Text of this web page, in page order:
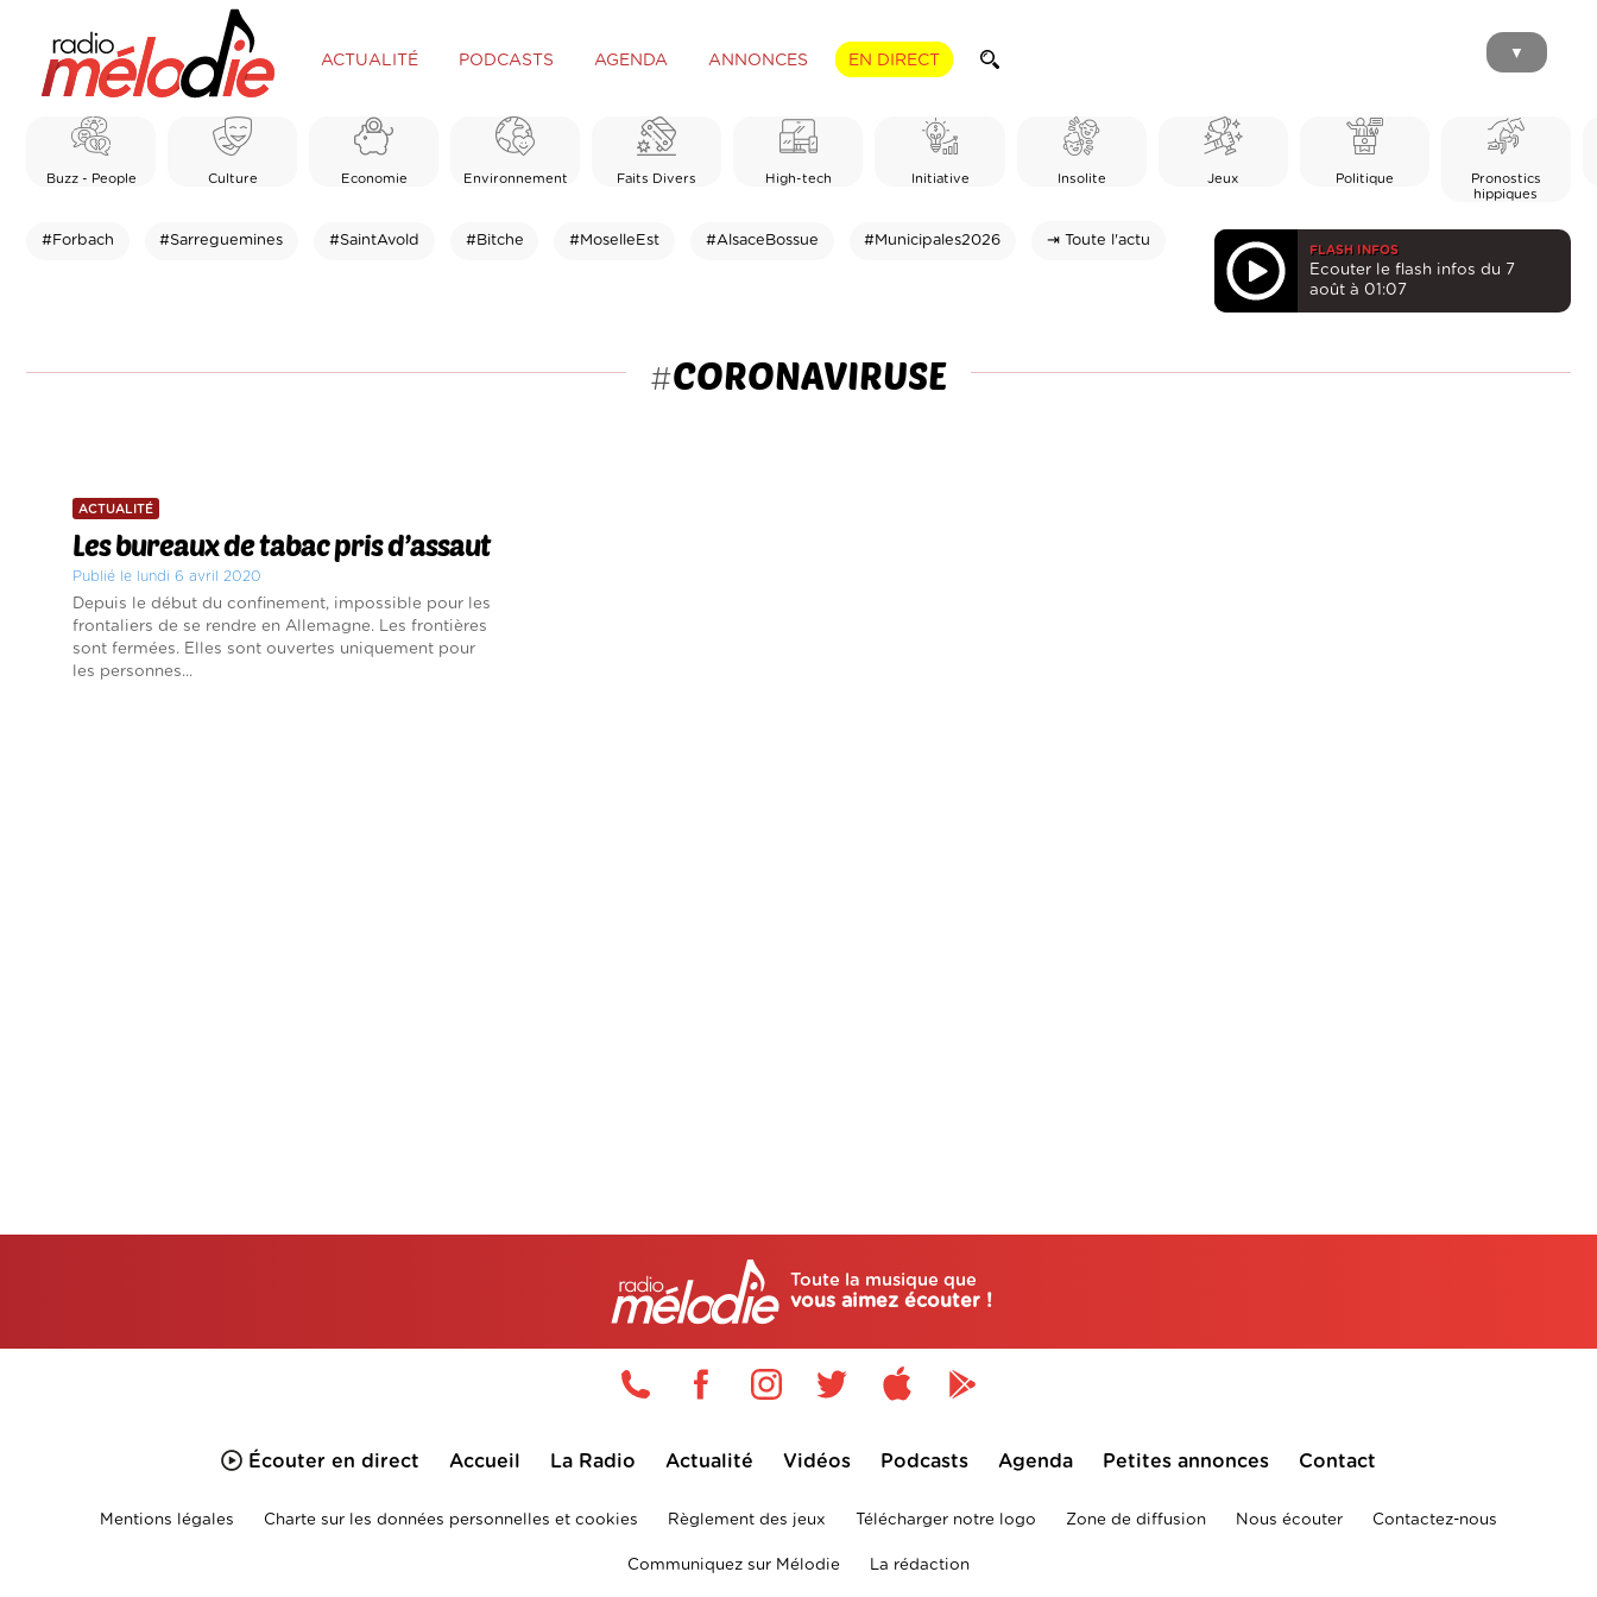
ACTUALITÉ PODCASTS AGENDA ANNONCES EN DIRECT ▼
Buzz - People Culture Economie Environnement Faits Divers High-tech Initiative Insolite Jeux Politique
Pronostics
hippiques
#Forbach #Sarreguemines #SaintAvold #Bitche #MoselleEst #AlsaceBossue #Municipales2026 ⇥ Toute l'actu
FLASH INFOS
Ecouter le flash infos du 7
août à 01:07
#CORONAVIRUSE
ACTUALITÉ
Les bureaux de tabac pris d’assaut
Publié le lundi 6 avril 2020
Depuis le début du confinement, impossible pour les
frontaliers de se rendre en Allemagne. Les frontières
sont fermées. Elles sont ouvertes uniquement pour
les personnes...
Toute la musique que
vous aimez écouter !
Écouter en direct Accueil La Radio Actualité Vidéos Podcasts Agenda Petites annonces Contact
Mentions légales Charte sur les données personnelles et cookies Règlement des jeux Télécharger notre logo Zone de diffusion Nous écouter Contactez-nous
Communiquez sur Mélodie La rédaction